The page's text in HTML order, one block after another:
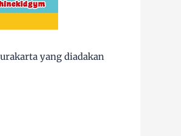
yang diadakan